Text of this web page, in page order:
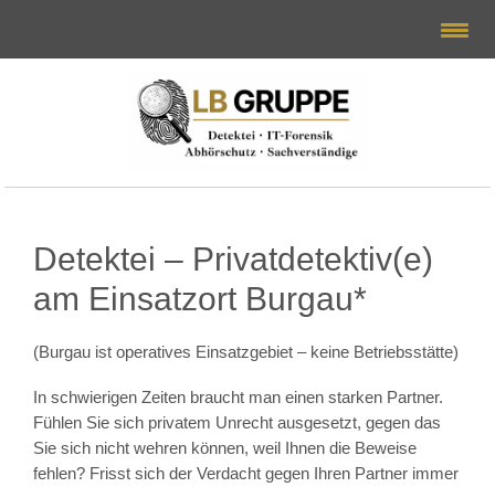
Detektei – Privatdetektiv(e)
am Einsatzort Burgau*
(Burgau ist operatives Einsatzgebiet – keine Betriebsstätte)
In schwierigen Zeiten braucht man einen starken Partner.
Fühlen Sie sich privatem Unrecht ausgesetzt, gegen das
Sie sich nicht wehren können, weil Ihnen die Beweise
fehlen? Frisst sich der Verdacht gegen Ihren Partner immer